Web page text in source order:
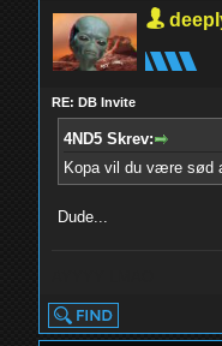
RE: DB Invite
4ND5 Skrev:
Kopa vil du være sød
Dude...